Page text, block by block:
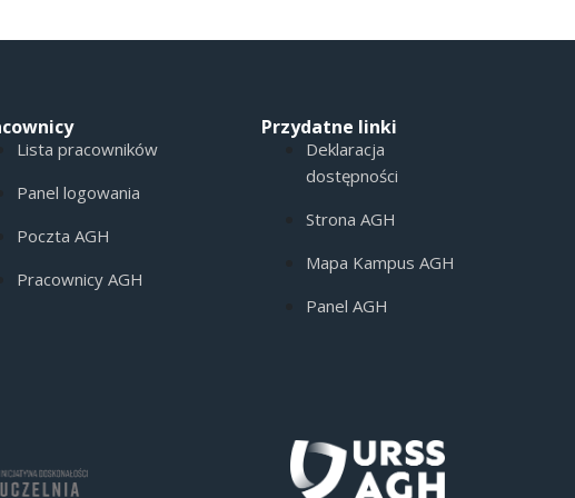
Lista pracowników
Panel logowania
Poczta AGH
Pracownicy AGH
Przydatne linki
Deklaracja
dostępności
Strona AGH
Mapa Kampus AGH
Panel AGH